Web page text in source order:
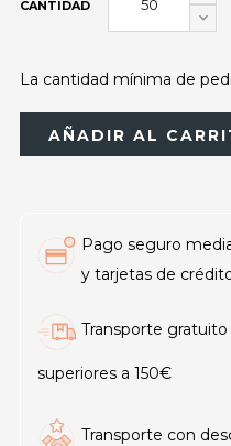
CANTIDAD
La cantidad mínima de
AÑADIR AL
Pago seguro
y tarjetas de
Transporte
superiores a 150€
Transporte con